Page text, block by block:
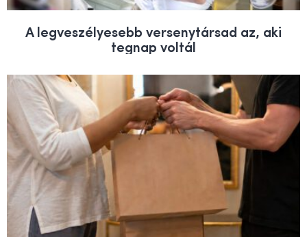
A legveszélyesebb versenytársad az, aki
tegnap voltál